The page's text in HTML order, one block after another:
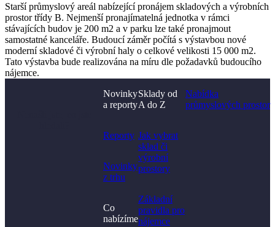
Starší průmyslový areál nabízející pronájem skladových a výrobních
prostor třídy B. Nejmenší pronajímatelná jednotka v rámci
stávajících budov je 200 m2 a v parku lze také pronajmout
samostatné kanceláře. Budoucí záměr počítá s výstavbou nové
moderní skladové či výrobní haly o celkové velikosti 15 000 m2.
Tato výstavba bude realizována na míru dle požadavků budoucího
nájemce.
Novinky
a reporty
Reporty
Novinky
z trhu
Co
nabízíme
Sklady od
A do Z
Jak vybrat
sklad či
výrobní
prostory​
Základní
pravidla pro
nájemce
Nabídka
průmyslových prostor